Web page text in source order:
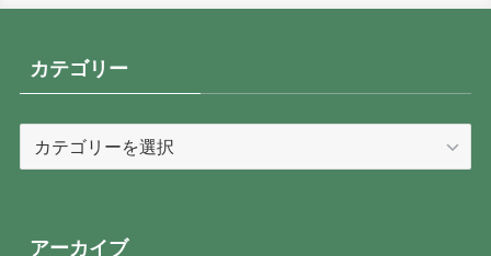
カテゴリー
ーアーカイブ